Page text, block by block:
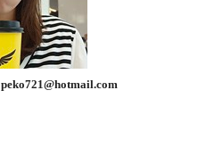
peko721@hotmail.com